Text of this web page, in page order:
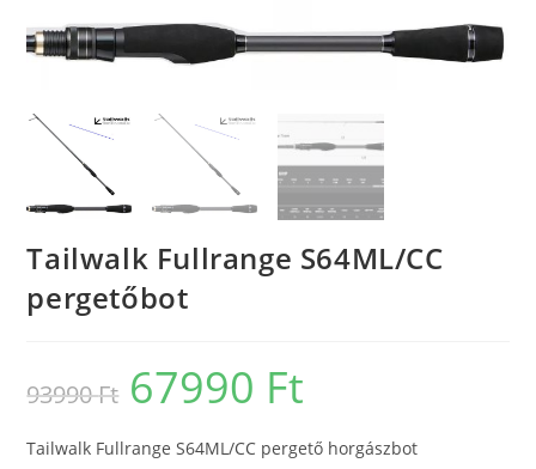
Tailwalk Fullrange S64ML/CC
pergetőbot
93990Ft
Original
price
was:
67990 Ft
Tailwalk Fullrange S64ML/CC pergető horgászbot